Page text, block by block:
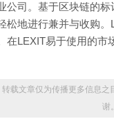
公司。基于区块链的
松地进行兼并与收购
在LEXIT易于使用的
载文章仅为传播更多信息
谢。